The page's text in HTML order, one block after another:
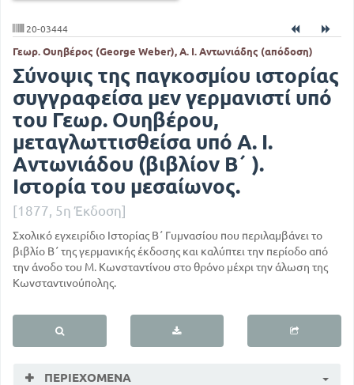
20-03444
Γεωρ. Ουηβέρος (George Weber), Α. Ι. Αντωνιάδης (απόδοση)
Σύνοψις της παγκοσμίου ιστορίας
συγγραφείσα μεν γερμανιστί υπό
του Γεωρ. Ουηβέρου,
μεταγλωττισθείσα υπό Α. Ι.
Αντωνιάδου (βιβλίον Β΄ ).
Ιστορία του μεσαίωνος.
[1877, 5η Έκδοση]
Σχολικό εγχειρίδιο Ιστορίας Β΄ Γυμνασίου που περιλαμβάνει το
βιβλίο Β΄ της γερμανικής έκδοσης και καλύπτει την περίοδο από
την άνοδο του Μ. Κωνσταντίνου στο θρόνο μέχρι την άλωση της
Κωνσταντινούπολης.
ΠΕΡΙΕΧΌΜΕΝΑ